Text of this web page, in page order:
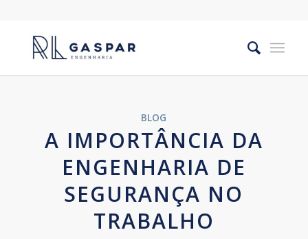
BLOG
A IMPORTÂNCIA DA
ENGENHARIA DE
SEGURANÇA NO
TRABALHO